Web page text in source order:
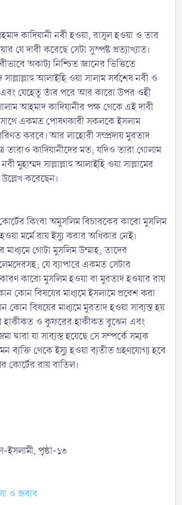
কাদিয়ানী নবী হওয়া, রাসূল হওয়া ও তার
যে দাবী করেছে সেটা সুস্পষ্ট প্রত্যাখ্যাত।
অকাট্য নিশ্চিত জ্ঞানের ভিত্তিতে
আলাইহি ওয়া সালাম সর্বশেষ নবী ও
এবং যেহেতু তাঁর পরে আর কারো উপর ওহী
আহমাদ কাদিয়ানীর পক্ষ থেকে এই দাবী
একমত পোষণকারী সকলকে ইসলাম
করবে। আর লাহোরী সম্প্রদায় মুরতাদ
তারাও কাদিয়ানীদের মত; যদিও তারা গোলাম
মুহাম্মদ সাল্লাল্লাহু আলাইহি ওয়া সাল্লামের
করেছেন।
কিংবা অমুসলিম বিচারকের কারো মুসলিম
মর্মে রায় ইস্যু করার অধিকার নেই।
মাধ্যমে গোটা মুসলিম উম্মাহ; তাদের
যে ব্যাপারে একমত সেটার
কারো মুসলিম হওয়া বা মুরতাদ হওয়ার রায়
কোন বিষয়ের মাধ্যমে ইসলামে প্রবেশ করা
কোন বিষয়ের মাধ্যমে মুরতাদ হওয়া সাব্যস্ত হয়
হাকীকত ও কুফরের হাকীকত বুঝেন এবং
যা সাব্যস্ত হয়েছে সে সম্পর্কে সম্যক
থেকে ইস্যু হওয়া ব্যতীত গ্রহণযোগ্য হবে
রায় বাতিল।
পৃষ্ঠা-১৩
ও জবাব